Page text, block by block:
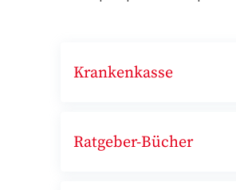
Krankenkasse
Ratgeber-Bücher